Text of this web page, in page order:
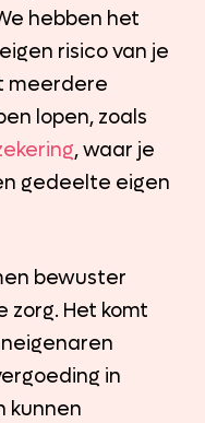
hebben het
risico van je
meerdere
lopen, zoals
, waar je
gedeelte eigen
bewuster
zorg. Het komt
in
kunnen